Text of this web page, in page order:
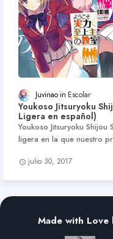
Juvinao Escolar
Youkoso Jitsuryoku
Ligera en español)
Youkoso Jitsuryoku Shijou
ligera en la que nuestro
julio 30, 2017
Made with Love